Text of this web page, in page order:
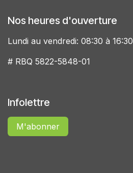
Nos heures d'ouverture
Lundi au vendredi: 08:30 à 16:30
# RBQ 5822-5848-01
Infolettre
M'abonner